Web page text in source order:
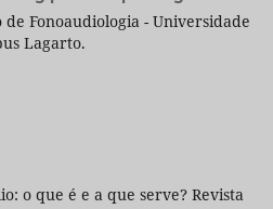
Fonoaudiologia - Universidade
Lagarto.
o que é e a que serve? Revista